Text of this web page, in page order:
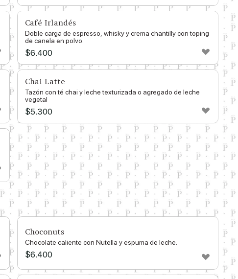
Café Irlandés
Doble carga de espresso, whisky y crema chantilly con toping
de canela en polvo.
$6.400
Chai Latte
Tazón con té chai y leche texturizada o agregado de leche
vegetal
$5.300
Choconuts
Chocolate caliente con Nutella y espuma de leche.
$6.400